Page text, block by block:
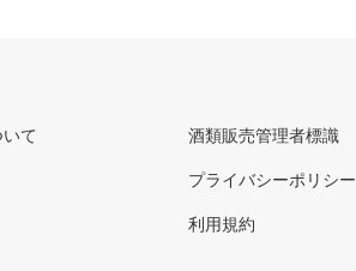
て 酒類販売管理者標識
プライバシーポリシー
利用規約